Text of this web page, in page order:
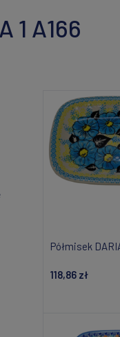
1 A166
Półmisek
118,86 zł